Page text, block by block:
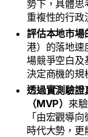
勢下，具體思
重複性的行政
評估本地市場
港）的落地速
場競爭空白及
決定商機的規
透過實測驗證
（MVP） 來
「由宏觀導
時代大勢，